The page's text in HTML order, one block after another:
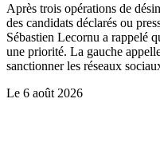
Après trois opérations de
des candidats déclarés ou
Sébastien Lecornu a rappelé
une priorité. La gauche
sanctionner les réseaux
Le 6 août 2026